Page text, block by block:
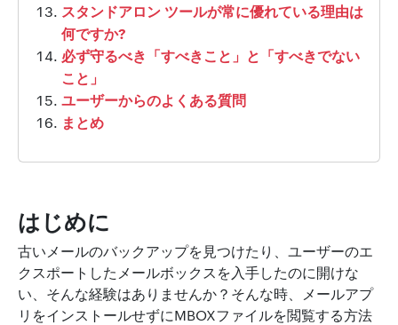
スタンドアロン ツールが常に優れている理由は
何ですか?
必ず守るべき「すべきこと」と「すべきでない
こと」
ユーザーからのよくある質問
まとめ
はじめに
古いメールのバックアップを見つけたり、ユーザーのエ
クスポートしたメールボックスを入手したのに開けな
い、そんな経験はありませんか？そんな時、メールアプ
リをインストールせずにMBOXファイルを閲覧する方法